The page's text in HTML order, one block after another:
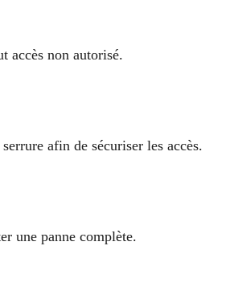
accès non autorisé.
afin de sécuriser les accès.
une panne complète.